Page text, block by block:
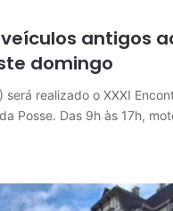
antigos
domingo
realizado o XXXI
Posse. Das 9h às 17h,